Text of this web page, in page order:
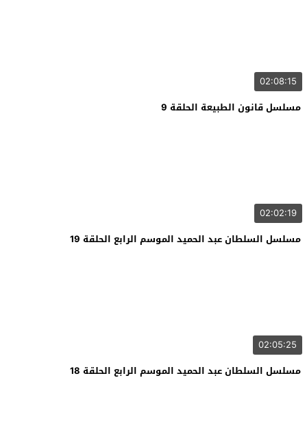
02:08:15
مسلسل قانون الطبيعة الحلقة 9
02:02:19
مسلسل السلطان عبد الحميد الموسم الرابع الحلقة 19
02:05:25
مسلسل السلطان عبد الحميد الموسم الرابع الحلقة 18